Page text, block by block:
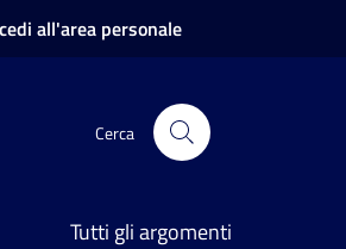
all'area personale
Cerca
Tutti gli argomenti